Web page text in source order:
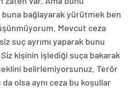
bağlayarak yürütmek ben
Mevcut ceza
suç ayrımı yaparak bunu
kişinin işlediği suça bakarak
belirlemiyorsunuz. Terör
olsa aynı ceza bu koşullar